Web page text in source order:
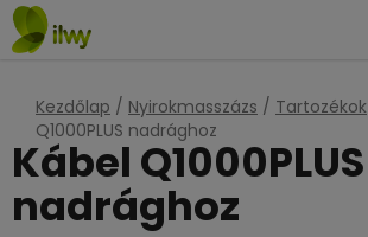
Ugrás
a
tartalomhoz
Kezdőlap / Nyirokmasszázs / Tartozékok
Q1000PLUS nadrághoz
Kábel Q1000PLUS
nadrághoz